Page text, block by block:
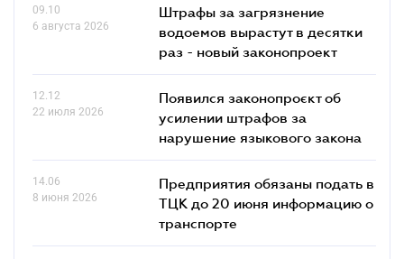
09.10
6 августа 2026
Штрафы за загрязнение
водоемов вырастут в десятки
раз - новый законопроект
12.12
22 июля 2026
Появился законопроєкт об
усилении штрафов за
нарушение языкового закона
14.06
8 июня 2026
Предприятия обязаны подать в
ТЦК до 20 июня информацию о
транспорте